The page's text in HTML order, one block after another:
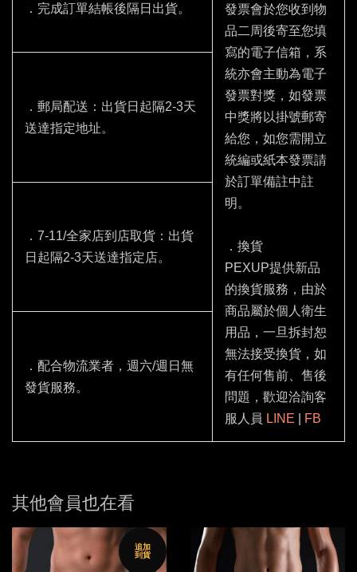
．完成訂單結帳後隔日出貨。
發票會於您收到物
品二周後寄至您填
寫的電子信箱，系
統亦會主動為電子
發票對獎，如發票
中獎將以掛號郵寄
給您，如您需開立
統編或紙本發票請
於訂單備註中註
明。
．換貨
PEXUP提供新品
的換貨服務，由於
商品屬於個人衛生
用品，一旦拆封恕
無法接受換貨，如
有任何售前、售後
問題，歡迎洽詢客
服人員 LINE FB
．郵局配送：出貨日起隔2-3天
送達指定地址。
．7-11/全家店到店取貨：出貨
日起隔2-3天送達指定店。
．配合物流業者，週六/週日無
發貨服務。
其他會員也在看
追加
到貨